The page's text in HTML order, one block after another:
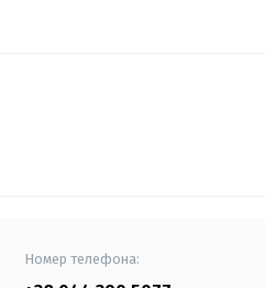
Номер телефона: